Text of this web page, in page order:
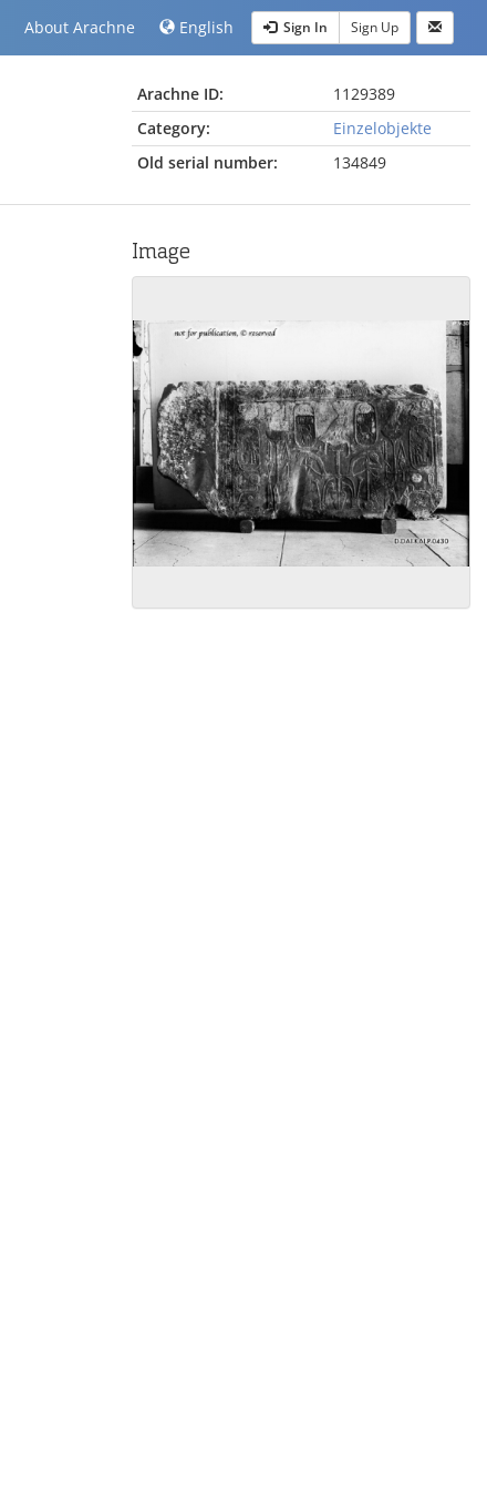
About Arachne English Sign In Sign Up
Arachne ID:
1129389
Category:
Einzelobjekte
Old serial number:
134849
Image